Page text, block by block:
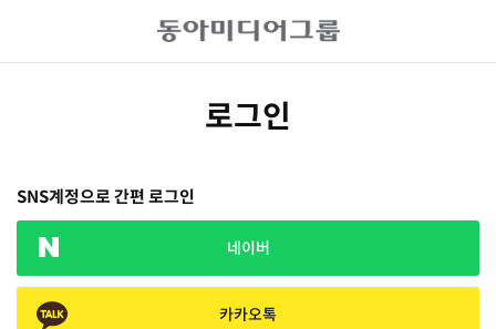
로그인
SNS계정으로 간편 로그인
네이버
카카오톡